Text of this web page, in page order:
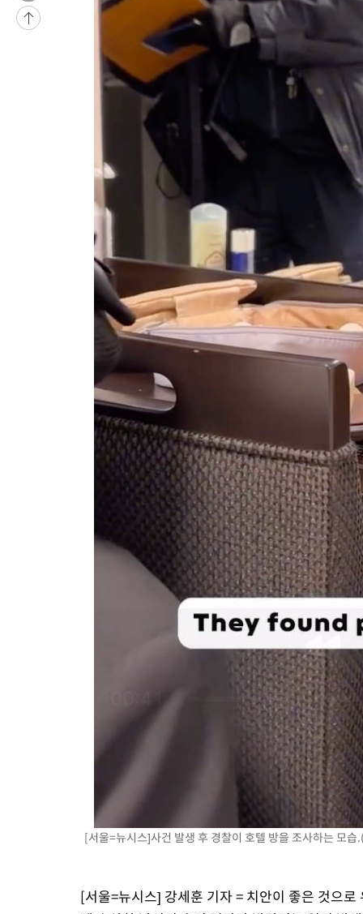
-18729초 전 >
[속보]삼성전자·SK하이닉스 동반 강보합…1%대 상승 출발
-18715초 전 >
[속보]코스닥, 5.95포인트(0.74%) 상승한 807.62개장
[속보]코스피, 6300선 재탈환…1.09% 오른 6365.07 개장
시리아 다마스쿠스 교외에서 미니버스 폭발.. 14명 부상, 3명
입추에도 극한더위…서울 낮 39도 '폭염중대경보'
이란, 호르무즈서 "적국 목표물들"과 대치로 남부 케슘섬에서
[속보]美, 폴리실리콘 수입 규제…파생제품 15% 관세, 120일
[속보]트럼프, 美 원정출산 금지 행정명령 서명
[속보] 뉴욕증시, 일제 하락 마감…나스닥 0.06%↓
[서울=뉴시스]사건 발생 후 경찰이 호텔 방을 조사하는 모
[서울=뉴시스] 강세훈 기자 = 치안이 좋은 것으